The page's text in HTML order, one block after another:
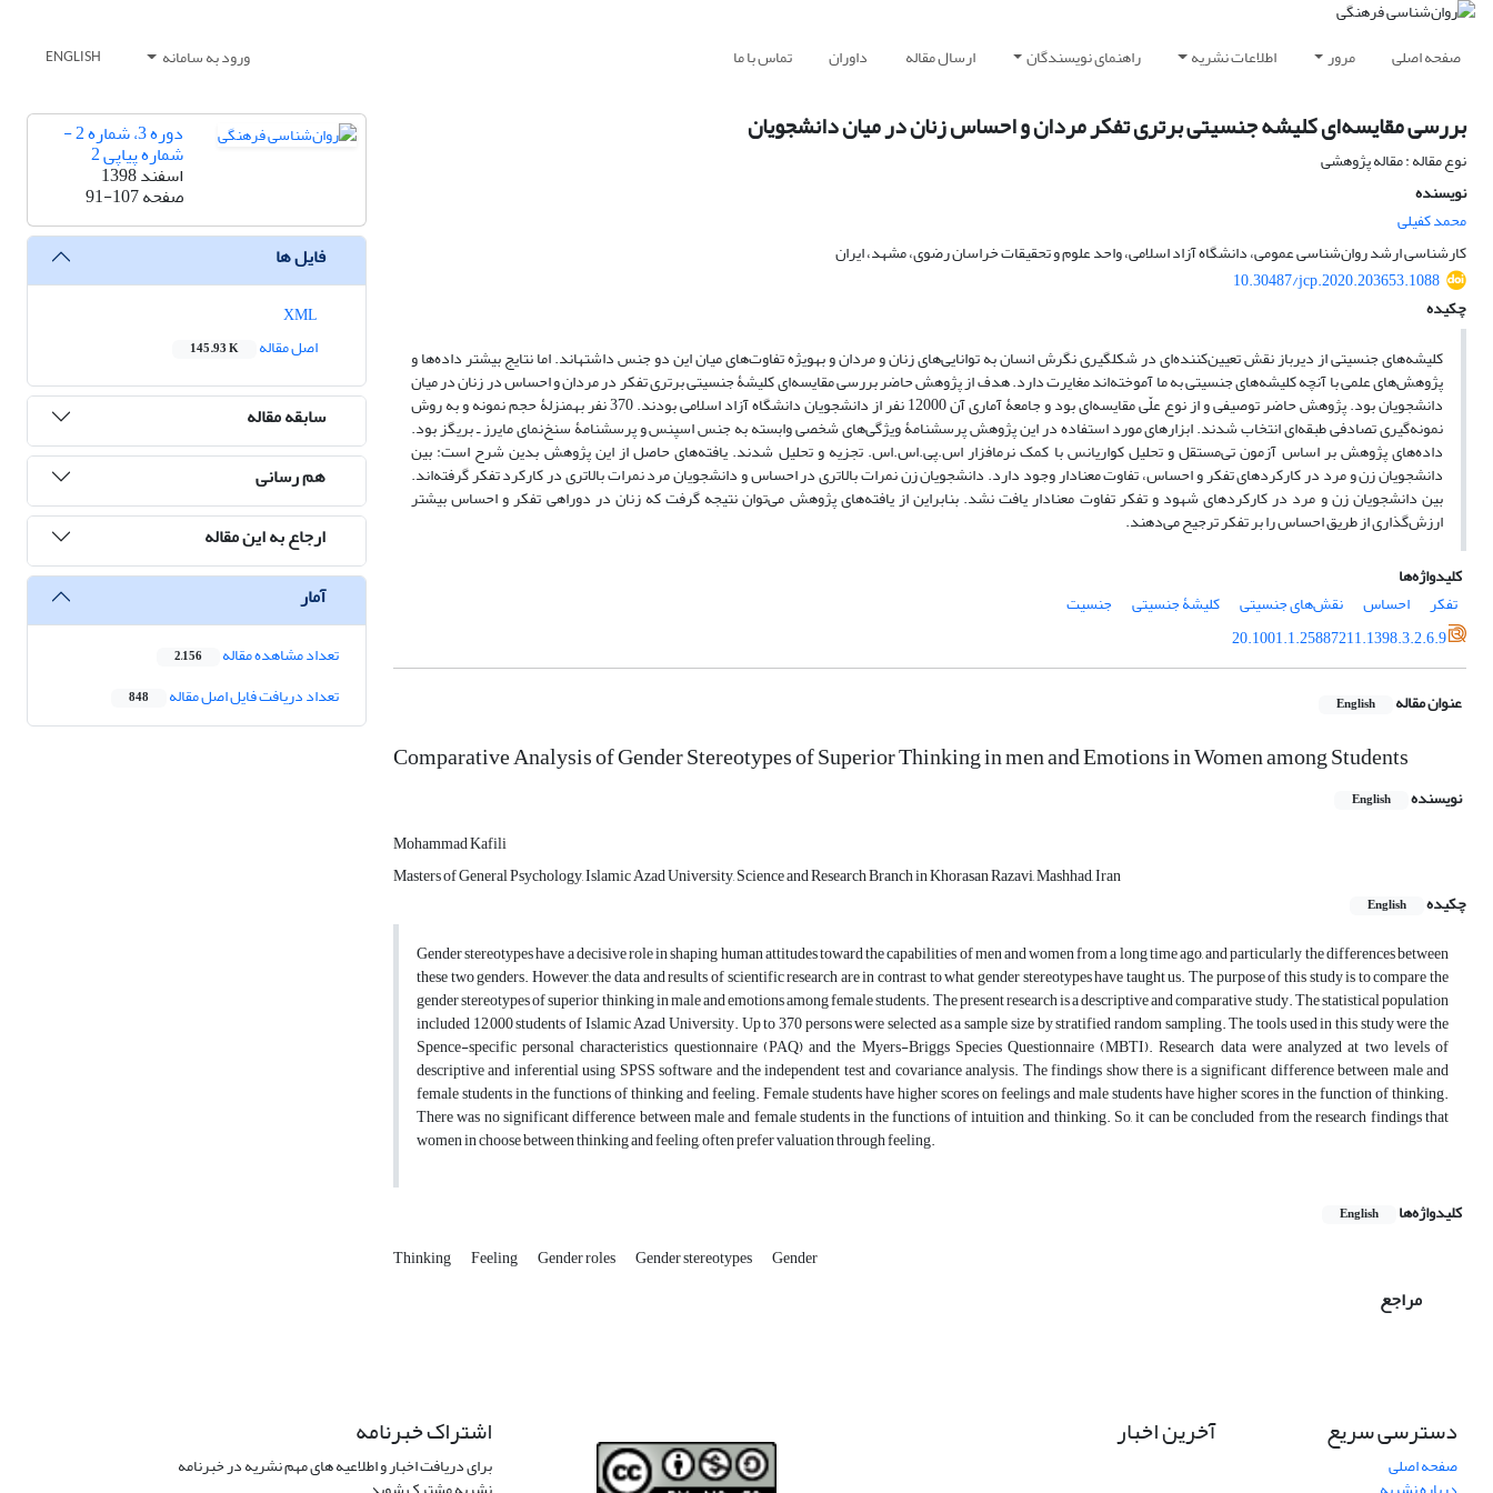
صفحه اصلی مرور اطلاعات نشریه راهنمای نویسندگان ارسال مقاله داوران تماس با ما ورود به سامانه ENGLISH
بررسی مقایسه‌ای کلیشه جنسیتی برتری تفکر مردان و احساس زنان در میان دانشجویان
نوع مقاله : مقاله پژوهشی
نویسنده
محمد کفیلی
کارشناسی ارشد روان‌شناسی عمومی، دانشگاه آزاد اسلامی، واحد علوم و تحقیقات خراسان رضوی، مشهد، ایران
10.30487/jcp.2020.203653.1088
چکیده
کلیشه‌های جنسیتی از دیرباز نقش تعیین‌کننده‌ای در شکل­گیری نگرش انسان به توانایی‌های زنان و مردان و به­ویژه تفاوت‌های میان این دو جنس داشته­اند. اما نتایج بیشتر داده‌ها و
پژوهش‌های علمی با آنچه کلیشه‌های جنسیتی به ما آموخته‌اند مغایرت دارد. هدف از پژوهش حاضر بررسی مقایسه‌ای کلیشۀ جنسیتی برتری تفکر در مردان و احساس در زنان در میان
دانشجویان بود. پژوهش حاضر توصیفی و از نوع علّی مقایسه‌ای بود و جامعۀ آماری آن 12000 نفر از دانشجویان دانشگاه آزاد اسلامی بودند. 370 نفر به­منزلۀ حجم نمونه و به روش
نمونه‌گیری تصادفی طبقه‌ای انتخاب شدند. ابزارهای مورد استفاده در این پژوهش پرسش­نامۀ ویژگی‌های شخصی وابسته به جنس اسپنس و پرسش­نامۀ سنخ‌نمای مایرز ـ بریگز بود.
داده‌های پژوهش بر اساس آزمون تی‌مستقل و تحلیل کواریانس با کمک نرم­افزار اس.پی.اس.اس. تجزیه و تحلیل شدند. یافته‌های حاصل از این پژوهش بدین شرح است: بین
دانشجویان زن و مرد در کارکردهای تفکر و احساس، تفاوت معنا‌دار وجود دارد. دانشجویان زن نمرات بالاتری در احساس و دانشجویان مرد نمرات بالاتری در کارکرد تفکر گرفته‌اند.
بین دانشجویان زن و مرد در کارکردهای شهود و تفکر تفاوت معنا‌دار یافت نشد. بنابراین از یافته‌‌های پژوهش می‌توان نتیجه گرفت که زنان در دوراهی تفکر و احساس بیشتر
ارزش‌گذاری از طریق احساس را بر تفکر ترجیح می‌دهند.
کلیدواژه‌ها
تفکر
احساس نقش‌های جنسیتی کلیشۀ جنسیتی
جنسیت
20.1001.1.25887211.1398.3.2.6.9
عنوان مقاله English
Comparative Analysis of Gender Stereotypes of Superior Thinking in men and Emotions in Women among Students
نویسنده English
Mohammad Kafili
Masters of General Psychology, Islamic Azad University, Science and Research Branch in Khorasan Razavi, Mashhad, Iran
چکیده
English
Gender stereotypes have a decisive role in shaping human attitudes toward the capabilities of men and women from a long time ago, and particularly the differences between
these two genders. However, the data and results of scientific research are in contrast to what gender stereotypes have taught us. The purpose of this study is to compare the
gender stereotypes of superior thinking in male and emotions among female students. The present research is a descriptive and comparative study. The statistical population
included 12,000 students of Islamic Azad University. Up to 370 persons were selected as a sample size by stratified random sampling. The tools used in this study were the
Spence-specific personal characteristics questionnaire (PAQ) and the Myers-Briggs Species Questionnaire (MBTI). Research data were analyzed at two levels of
descriptive and inferential using SPSS software and the independent test and covariance analysis. The findings show there is a significant difference between male and
female students in the functions of thinking and feeling. Female students have higher scores on feelings and male students have higher scores in the function of thinking.
There was no significant difference between male and female students in the functions of intuition and thinking. So, it can be concluded from the research findings that
women in choose between thinking and feeling, often prefer valuation through feeling.
کلیدواژه‌ها English
Thinking Feeling Gender roles Gender stereotypes Gender
مراجع
دوره 3، شماره 2 -
شماره پیاپی 2
اسفند 1398
صفحه91-107
فایل ها
اصل مقاله
145.93 K
سابقه مقاله
هم رسانی
ارجاع به این مقاله
آمار
تعداد مشاهده مقاله 2,156
تعداد دریافت فایل اصل مقاله 848
دسترسی سریع
صفحه اصلی
آخرین اخبار اشتراک خبرنامه
برای دریافت اخبار و اطلاعیه های مهم نشریه در خبرنامه